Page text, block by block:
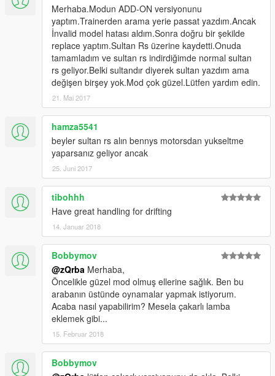
Merhaba.Modun ADD-ON versiyonunu
yaptım.Trainerden arama yerie passat yazdım.Ancak
İnvalid model hatası aldım.Sonra doğru bir şekilde
replace yaptım.Sultan Rs üzerine kaydetti.Onuda
tamamladım ve sultan rs indirdiğimde normal sultan
rs geliyor.Belki sultandır diyerek sultan yazdım ama
değişen birşey yok.Mod çok güzel.Lütfen yardım edin.
21. Mai 2017
hamza5541
beyler sultan rs alın bennys motorsdan yukseltme
yaparsanız geliyor ancak
25. Juni 2017
tibohhh
Have great handling for drifting
14. Januar 2018
Bobbymov
@zQrba Merhaba,
Öncelikle güzel mod olmuş ellerine sağlık. Ben bu
arabanın üstünde oynamalar yapmak istiyorum.
Acaba nasıl yapabilirim? Mesela çakarlı lamba
eklemek gibi...
15. Februar 2018
Bobbymov